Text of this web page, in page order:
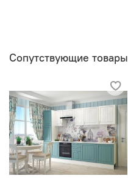
Сопутствующие товары